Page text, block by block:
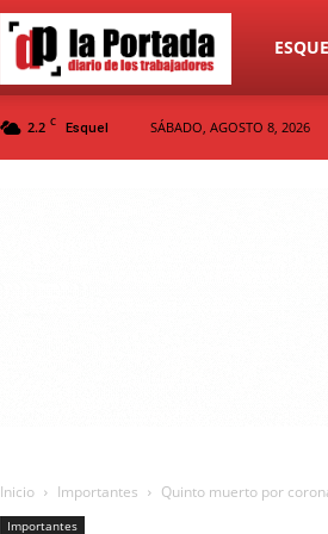
Diario
2.2 C Esquel SÁBADO, AGOSTO 8, 2026
Inicio Importantes Quinto muerto por
Importantes